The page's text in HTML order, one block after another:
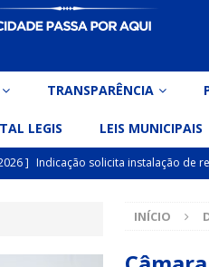
TRANSPARÊNCIA
LEGIS LEIS MUNICIPAIS
] Indicação solicita instalação de
] Vereador Belo Gazineu
INÍCIO